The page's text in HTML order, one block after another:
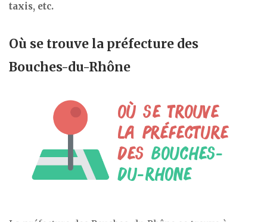
taxis, etc.
Où se trouve la préfecture des
Bouches-du-Rhône